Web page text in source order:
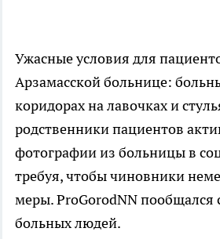
Ужасные условия для
Арзамасской больнице:
коридорах на лавочках и
родственники пациентов
фотографии из больницы в
требуя, чтобы чиновники
меры. ProGorodNN пообщался
больных людей.